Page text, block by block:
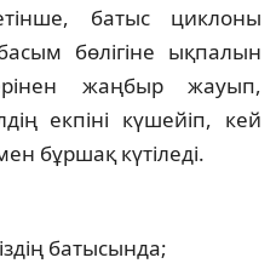
батыс циклоны
бөлігіне ықпалын
жаңбыр жауып,
екпіні күшейіп, кей
бұршақ күтіледі.
батысында;